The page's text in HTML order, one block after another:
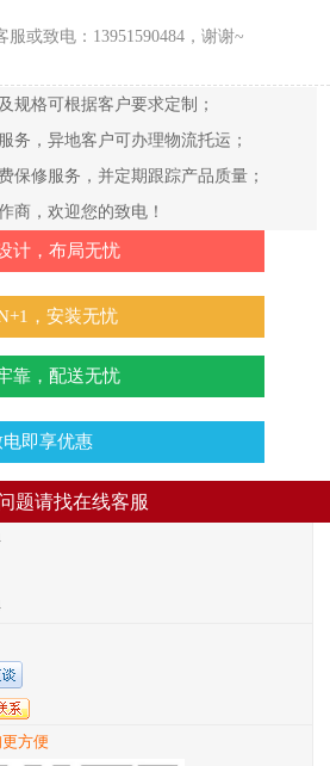
或致电：13951590484，谢谢~
规格可根据客户要求定制；
务，异地客户可办理物流托运；
保修服务，并定期跟踪产品质量；
商，欢迎您的致电！
计，布局无忧
，安装无忧
靠，配送无忧
电即享优惠
题请找在线客服
方便